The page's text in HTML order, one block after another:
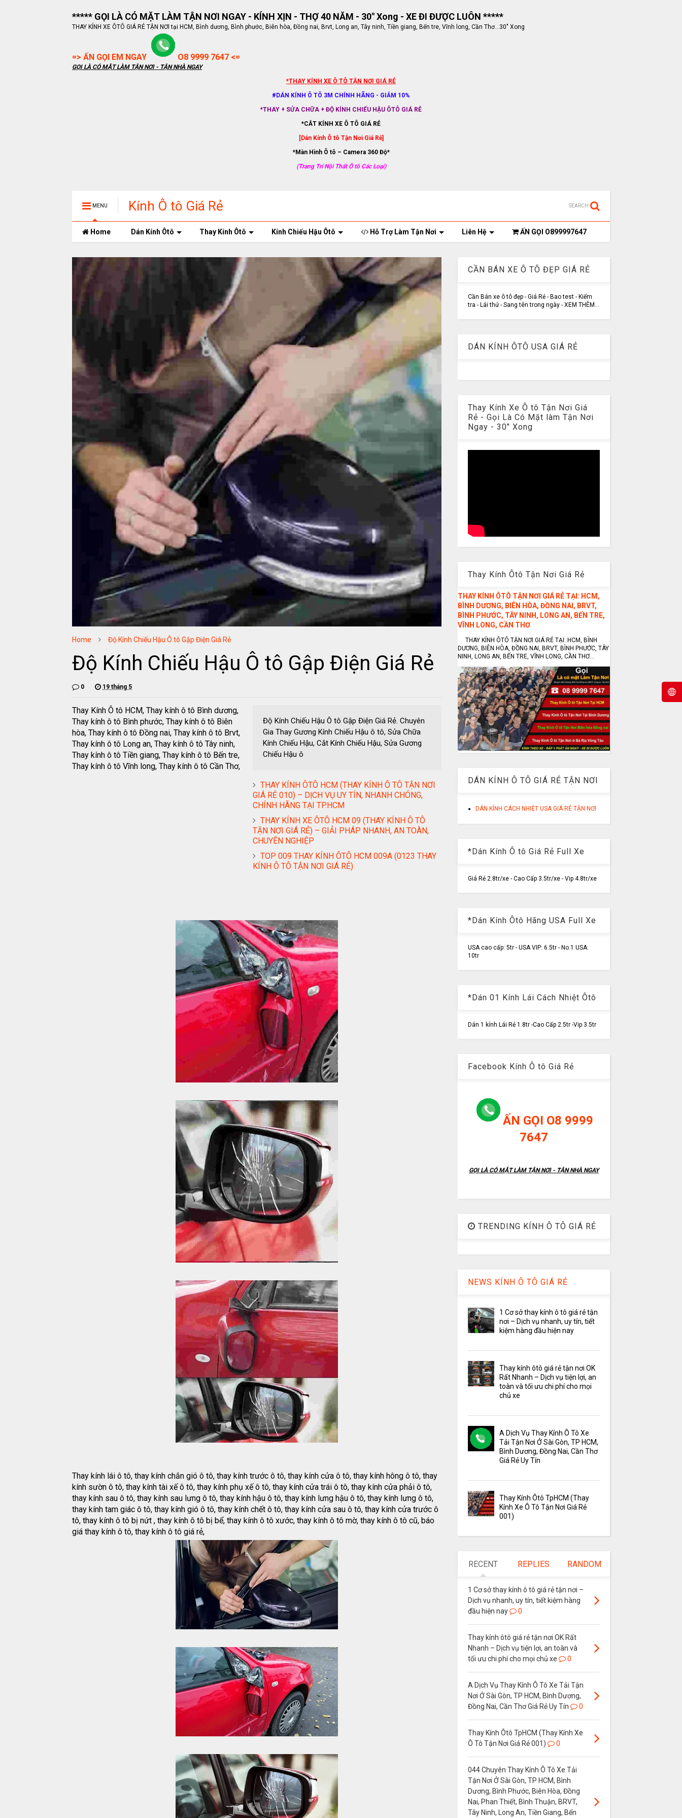
***** GỌI LÀ CÓ MẶT LÀM TẬN NƠI NGAY - KÍNH XỊN - THỢ 40 NĂM - 30" Xong - XE ĐI ĐƯỢC LUÔN *****
THAY KÍNH XE ÔTÔ GIÁ RẺ TẬN NƠI tại HCM, Bình dương, Bình phước, Biên hòa, Đồng nai, Brvt, Long an, Tây ninh, Tiền giang, Bến tre, Vĩnh long, Cần Thơ...30" Xong
=> ẤN GỌI EM NGAY O8 9999 7647 <=
GỌI LÀ CÓ MẶT LÀM TẬN NƠI - TẬN NHÀ NGAY
*THAY KÍNH XE Ô TÔ TẬN NƠI GIÁ RẺ
#DÁN KÍNH Ô TÔ 3M CHÍNH HÃNG - GIẢM 10%
*THAY + SỬA CHỮA + ĐỘ KÍNH CHIẾU HẬU ÔTÔ GIÁ RẺ
*CẮT KÍNH XE Ô TÔ GIÁ RẺ
[Dán Kính Ô tô Tận Nơi Giá Rẻ]
*Màn Hình Ô tô – Camera 360 Độ*
(Trang Trí Nội Thất Ô tô Các Loại)
MENU Kính Ô tô Giá Rẻ SEARCH
Home Dán Kính Ôtô Thay Kính Ôtô Kính Chiếu Hậu Ôtô Hỗ Trợ Làm Tận Nơi Liên Hệ ẤN GỌI O899997647
Home Độ Kính Chiếu Hậu Ô tô Gập Điện Giá Rẻ
Độ Kính Chiếu Hậu Ô tô Gập Điện Giá Rẻ
0 19 tháng 5
Thay Kính Ô tô HCM, Thay kính ô tô Bình dương,
Thay kính ô tô Bình phước, Thay kính ô tô Biên
hòa, Thay kính ô tô Đồng nai, Thay kính ô tô Brvt,
Thay kính ô tô Long an, Thay kính ô tô Tây ninh,
Thay kính ô tô Tiền giang, Thay kính ô tô Bến tre,
Thay kính ô tô Vĩnh long, Thay kính ô tô Cần Thơ,
Độ Kính Chiếu Hậu Ô tô Gập Điện Giá Rẻ. Chuyên
Gia Thay Gương Kính Chiếu Hậu ô tô, Sửa Chữa
Kính Chiếu Hậu, Cắt Kính Chiếu Hậu, Sửa Gương
Chiếu Hậu ô
THAY KÍNH ÔTÔ HCM (THAY KÍNH Ô TÔ TẬN NƠI
GIÁ RẺ 010) – DỊCH VỤ UY TÍN, NHANH CHÓNG,
CHÍNH HÃNG TẠI TP.HCM
THAY KÍNH XE ÔTÔ HCM 09 (THAY KÍNH Ô TÔ
TẬN NƠI GIÁ RẺ) – GIẢI PHÁP NHANH, AN TOÀN,
CHUYÊN NGHIỆP
TOP 009 THAY KÍNH ÔTÔ HCM 009A (0123 THAY
KÍNH Ô TÔ TẬN NƠI GIÁ RẺ)
Thay kính lái ô tô, thay kính chắn gió ô tô, thay kính trước ô tô, thay kính cửa ô tô, thay kính hông ô tô, thay
kính sườn ô tô, thay kính tài xế ô tô, thay kính phụ xế ô tô, thay kính cửa trái ô tô, thay kính cửa phải ô tô,
thay kính sau ô tô, thay kính sau lưng ô tô, thay kính hậu ô tô, thay kính lưng hậu ô tô, thay kính lưng ô tô,
thay kính tam giác ô tô, thay kính gió ô tô, thay kính chết ô tô, thay kính cửa sau ô tô, thay kính cửa trước ô
tô, thay kính ô tô bị nứt , thay kính ô tô bị bể, thay kính ô tô xước, thay kính ô tô mờ, thay kính ô tô cũ, báo
giá thay kính ô tô, thay kính ô tô giá rẻ,
CẦN BÁN XE Ô TÔ ĐẸP GIÁ RẺ
Cần Bán xe ô tô đẹp - Giá Rẻ - Bao test - Kiểm
tra - Lái thử - Sang tên trong ngày - XEM THÊM...
DÁN KÍNH ÔTÔ USA GIÁ RẺ
Thay Kính Xe Ô tô Tận Nơi Giá
Rẻ - Gọi Là Có Mặt làm Tận Nơi
Ngay - 30" Xong
Thay Kính Ôtô Tận Nơi Giá Rẻ
THAY KÍNH ÔTÔ TẬN NƠI GIÁ RẺ TẠI: HCM,
BÌNH DƯƠNG, BIÊN HÒA, ĐỒNG NAI, BRVT,
BÌNH PHƯỚC, TÂY NINH, LONG AN, BẾN TRE,
VĨNH LONG, CẦN THƠ
THAY KÍNH ÔTÔ TẬN NƠI GIÁ RẺ TẠI: HCM, BÌNH
DƯƠNG, BIÊN HÒA, ĐỒNG NAI, BRVT, BÌNH PHƯỚC, TÂY
NINH, LONG AN, BẾN TRE, VĨNH LONG, CẦN THƠ...
DÁN KÍNH Ô TÔ GIÁ RẺ TẬN NƠI
DÁN KÍNH CÁCH NHIỆT USA GIÁ RẺ TẬN NƠI
*Dán Kính Ô tô Giá Rẻ Full Xe
Giá Rẻ 2.8tr/xe - Cao Cấp 3.5tr/xe - Vip 4.8tr/xe
*Dán Kính Ôtô Hãng USA Full Xe
USA cao cấp: 5tr - USA VIP: 6.5tr - No.1 USA:
10tr
*Dán 01 Kính Lái Cách Nhiệt Ôtô
Dán 1 kính Lái Rẻ 1.8tr -Cao Cấp 2.5tr -Vip 3.5tr
Facebook Kính Ô tô Giá Rẻ
ẤN GỌI O8 9999
7647
GỌI LÀ CÓ MẶT LÀM TẬN NƠI - TẬN NHÀ NGAY
TRENDING KÍNH Ô TÔ GIÁ RẺ
NEWS KÍNH Ô TÔ GIÁ RẺ
1 Cơ sở thay kính ô tô giá rẻ tận
nơi – Dịch vụ nhanh, uy tín, tiết
kiệm hàng đầu hiện nay
Thay kính ôtô giá rẻ tận nơi OK
Rất Nhanh – Dịch vụ tiện lợi, an
toàn và tối ưu chi phí cho mọi
chủ xe
A Dịch Vụ Thay Kính Ô Tô Xe
Tải Tận Nơi Ở Sài Gòn, TP HCM,
Bình Dương, Đồng Nai, Cần Thơ
Giá Rẻ Uy Tín
Thay Kính Ôtô TpHCM (Thay
Kính Xe Ô Tô Tận Nơi Giá Rẻ
001)
RECENT REPLIES RANDOM
1 Cơ sở thay kính ô tô giá rẻ tận nơi –
Dịch vụ nhanh, uy tín, tiết kiệm hàng
đầu hiện nay
0
Thay kính ôtô giá rẻ tận nơi OK Rất
Nhanh – Dịch vụ tiện lợi, an toàn và
tối ưu chi phí cho mọi chủ xe
0
A Dịch Vụ Thay Kính Ô Tô Xe Tải Tận
Nơi Ở Sài Gòn, TP HCM, Bình Dương,
Đồng Nai, Cần Thơ Giá Rẻ Uy Tín
0
Thay Kính Ôtô TpHCM (Thay Kính Xe
Ô Tô Tận Nơi Giá Rẻ 001)
0
044 Chuyên Thay Kính Ô Tô Xe Tải
Tận Nơi Ở Sài Gòn, TP HCM, Bình
Dương, Bình Phước, Biên Hòa, Đồng
Nai, Phan Thiết, Bình Thuận, BRVT,
Tây Ninh, Long An, Tiền Giang, Bến